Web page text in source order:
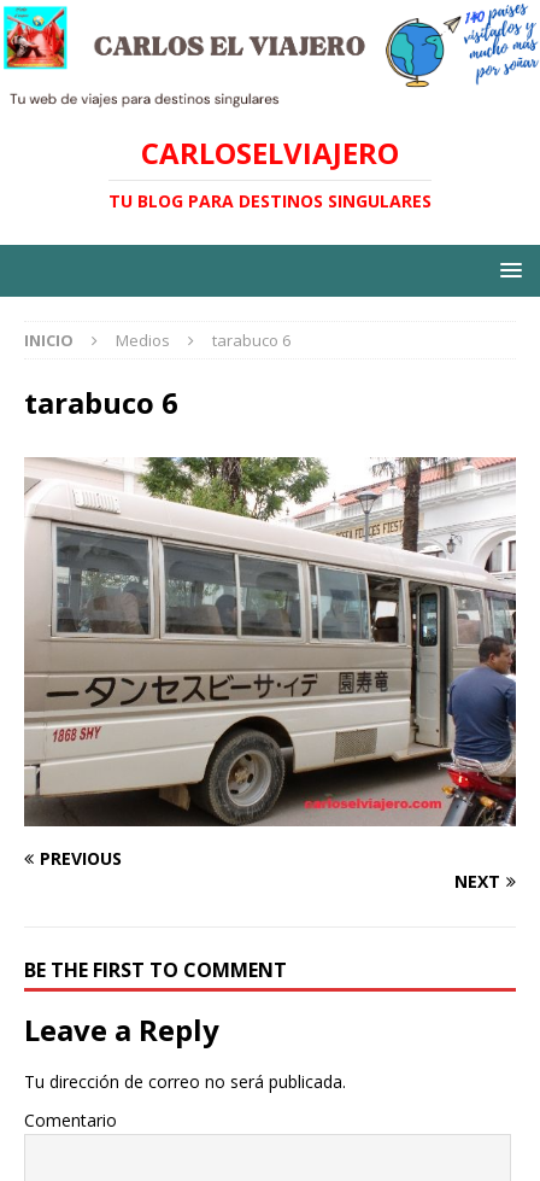
CARLOSELVIAJERO
TU BLOG PARA DESTINOS SINGULARES
INICIO Medios tarabuco 6
tarabuco 6
PREVIOUS
NEXT
BE THE FIRST TO COMMENT
Leave a Reply
Tu dirección de correo no será publicada.
Comentario